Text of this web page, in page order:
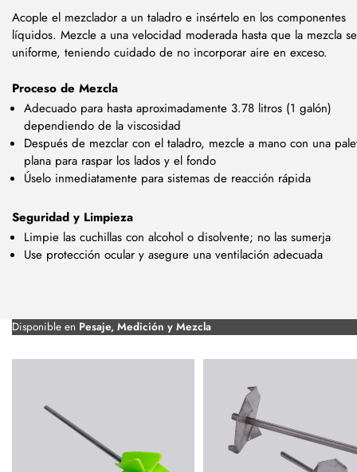
Acople el mezclador a un taladro e insértelo en los componentes
líquidos. Mezcle a una velocidad moderada hasta que la mezcla
uniforme, teniendo cuidado de no incorporar aire en exceso.
Proceso de Mezcla
Adecuado para hasta aproximadamente 3.78 litros (1 galón)
dependiendo de la viscosidad
Después de mezclar con el taladro, mezcle a mano con una
plana para raspar los lados y el fondo
Úselo inmediatamente para sistemas de reacción rápida
Seguridad y Limpieza
Limpie las cuchillas con alcohol o disolvente; no las sumerja
Use protección ocular y asegure una ventilación adecuada
Disponible en Pesaje, Medición y Mezcla